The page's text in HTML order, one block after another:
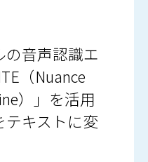
音声認識エ
（Nuance
）」を活用
テキストに変